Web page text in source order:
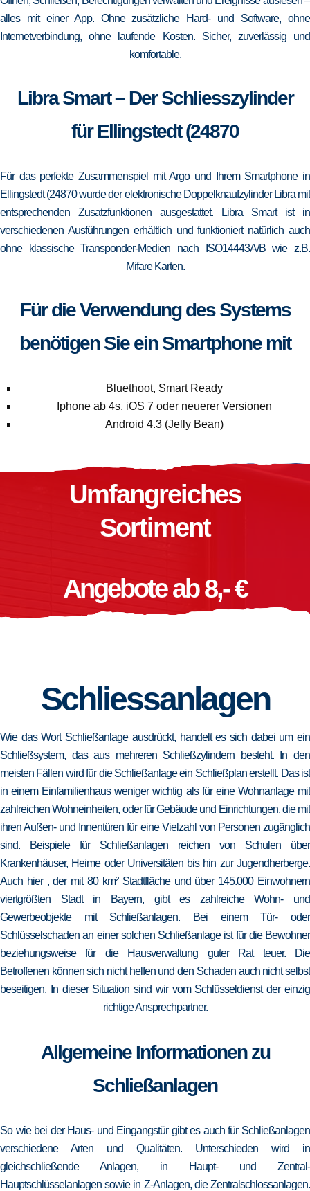
alles mit einer App. Ohne zusätzliche Hard- und Software, ohne
Internetverbindung, ohne laufende Kosten. Sicher, zuverlässig und
komfortable.
Libra Smart – Der Schliesszylinder
für Ellingstedt (24870
Für das perfekte Zusammenspiel mit Argo und Ihrem Smartphone in
Ellingstedt (24870 wurde der elektronische Doppelknaufzylinder Libra mit
entsprechenden Zusatzfunktionen ausgestattet. Libra Smart ist in
verschiedenen Ausführungen erhältlich und funktioniert natürlich auch
ohne klassische Transponder-Medien nach ISO14443A/B wie z.B.
Mifare Karten.
Für die Verwendung des Systems
benötigen Sie ein Smartphone mit
Bluethoot, Smart Ready
Iphone ab 4s, iOS 7 oder neuerer Versionen
Android 4.3 (Jelly Bean)
Umfangreiches
Sortiment
Angebote ab 8,- €
Schliessanlagen
Wie das Wort Schließanlage ausdrückt, handelt es sich dabei um ein
Schließsystem, das aus mehreren Schließzylindern besteht. In den
meisten Fällen wird für die Schließanlage ein Schließplan erstellt. Das ist
in einem Einfamilienhaus weniger wichtig als für eine Wohnanlage mit
zahlreichen Wohneinheiten, oder für Gebäude und Einrichtungen, die mit
ihren Außen- und Innentüren für eine Vielzahl von Personen zugänglich
sind. Beispiele für Schließanlagen reichen von Schulen über
Krankenhäuser, Heime oder Universitäten bis hin zur Jugendherberge.
Auch hier , der mit 80 km² Stadtfläche und über 145.000 Einwohnern
viertgrößten Stadt in Bayern, gibt es zahlreiche Wohn- und
Gewerbeobjekte mit Schließanlagen. Bei einem Tür- oder
Schlüsselschaden an einer solchen Schließanlage ist für die Bewohner
beziehungsweise für die Hausverwaltung guter Rat teuer. Die
Betroffenen können sich nicht helfen und den Schaden auch nicht selbst
beseitigen. In dieser Situation sind wir vom Schlüsseldienst der einzig
richtige Ansprechpartner.
Allgemeine Informationen zu
Schließanlagen
So wie bei der Haus- und Eingangstür gibt es auch für Schließanlagen
verschiedene Arten und Qualitäten. Unterschieden wird in
gleichschließende Anlagen, in Haupt- und Zentral-
Hauptschlüsselanlagen sowie in Z-Anlagen, die Zentralschlossanlagen.